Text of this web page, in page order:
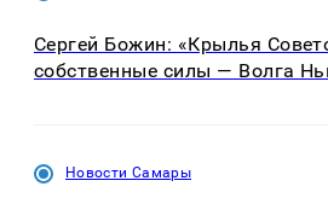
Сергей Божин: «Крылья
собственные силы — Волга
Новости Самары